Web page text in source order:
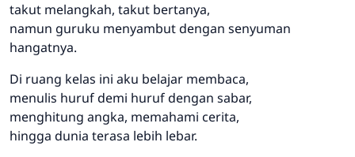
takut melangkah, takut bertanya,
namun guruku menyambut dengan senyuman
hangatnya.
Di ruang kelas ini aku belajar membaca,
menulis huruf demi huruf dengan sabar,
menghitung angka, memahami cerita,
hingga dunia terasa lebih lebar.